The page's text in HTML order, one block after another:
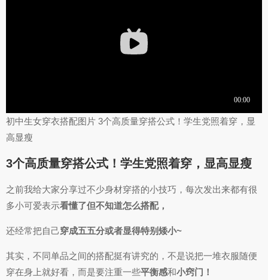
初中生女穿衣搭配图片 3个高质量穿搭公式！学生党照着穿，显
高显瘦
3个高质量穿搭公式！学生党照着穿，显高显瘦
之前我给大家分享过不少身材穿搭的小技巧，每次发出来都有很
多小可爱表示看懂了但不知道怎么搭配，
还经常把自己穿成五五分或者显得特别矮小~
其实，不同单品之间的搭配挺有讲究的，不是说把一堆衣服随便
穿在身上就好看，而是要注重一些平衡感和小窍门！